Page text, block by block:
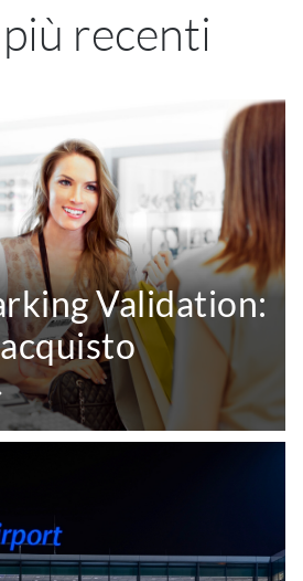
recenti
Validation: